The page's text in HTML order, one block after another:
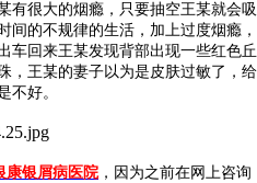
有很大的烟瘾，只要抽空王某就会吸
间的不规律的生活，加上过度烟瘾，
车回来王某发现背部出现一些红色丘
，王某的妻子以为是皮肤过敏了，给
不好。
康银屑病医院，因为之前在网上咨询